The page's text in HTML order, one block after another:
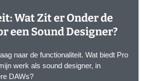
Wat Zit er Onder de
een Sound Designer?
naar de functionaliteit. Wat biedt Pro
werk als sound designer, in
DAWs?